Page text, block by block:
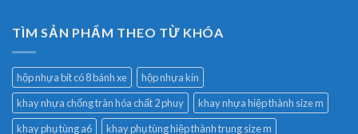
TÌM SẢN PHẨM THEO TỪ KHÓA
hộp nhựa bít có 8 bánh xe
hộp nhựa kín
khay nhựa chống tràn hóa chất 2 phuy
khay nhựa hiệp thành size m
khay phụ tùng a6
khay phụ tùng hiệp thành trung size m